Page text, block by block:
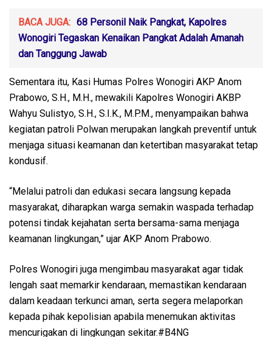
BACA JUGA: 68 Personil Naik Pangkat, Kapolres
Wonogiri Tegaskan Kenaikan Pangkat Adalah Amanah
dan Tanggung Jawab
Sementara itu, Kasi Humas Polres Wonogiri AKP Anom
Prabowo, S.H., M.H., mewakili Kapolres Wonogiri AKBP
Wahyu Sulistyo, S.H., S.I.K., M.P.M., menyampaikan bahwa
kegiatan patroli Polwan merupakan langkah preventif untuk
menjaga situasi keamanan dan ketertiban masyarakat tetap
kondusif.
“Melalui patroli dan edukasi secara langsung kepada
masyarakat, diharapkan warga semakin waspada terhadap
potensi tindak kejahatan serta bersama-sama menjaga
keamanan lingkungan,” ujar AKP Anom Prabowo.
Polres Wonogiri juga mengimbau masyarakat agar tidak
lengah saat memarkir kendaraan, memastikan kendaraan
dalam keadaan terkunci aman, serta segera melaporkan
kepada pihak kepolisian apabila menemukan aktivitas
mencurigakan di lingkungan sekitar.#B4NG